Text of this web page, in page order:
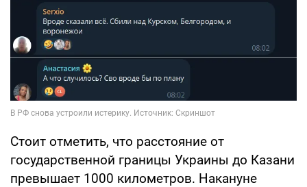
Стоит отметить, что расстояние от
государственной границы Украины до Казани
превышает 1000 километров. Накануне